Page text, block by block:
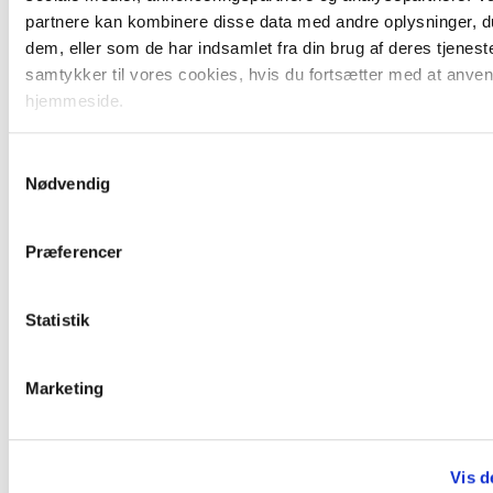
partnere kan kombinere disse data med andre oplysninger,
dem, eller som de har indsamlet fra din brug af deres
samtykker til vores cookies, hvis du fortsætter med at
hjemmeside.
Nødvendig
Præferencer
Statistik
Marketing
Vis
muligheder frem for
begrænsninger
Du har lyst til at være med til at
skabe vækst og udvikle
Er det dig, vi leder efter?
Hvis du kan se dig selv som en del af
at blive medindehaver, så send din
robin@mailreal.dk.